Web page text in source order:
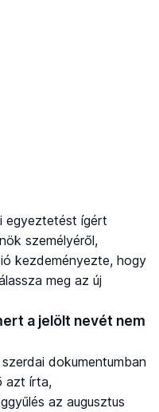
egyeztetést ígért
személyéről,
kezdeményezte, hogy
meg az új
a jelölt nevét nem
dokumentumban
azt írta,
az augusztus